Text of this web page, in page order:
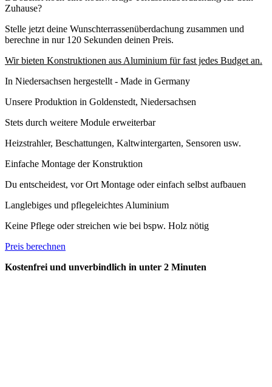
Zuhause?
Stelle jetzt deine Wunschterrassenüberdachung zusammen und
berechne in nur 120 Sekunden deinen Preis.
Wir bieten Konstruktionen aus Aluminium für fast jedes Budget an.
In Niedersachsen hergestellt - Made in Germany
Unsere Produktion in Goldenstedt, Niedersachsen
Stets durch weitere Module erweiterbar
Heizstrahler, Beschattungen, Kaltwintergarten, Sensoren usw.
Einfache Montage der Konstruktion
Du entscheidest, vor Ort Montage oder einfach selbst aufbauen
Langlebiges und pflegeleichtes Aluminium
Keine Pflege oder streichen wie bei bspw. Holz nötig
Preis berechnen
Kostenfrei und unverbindlich in unter 2 Minuten